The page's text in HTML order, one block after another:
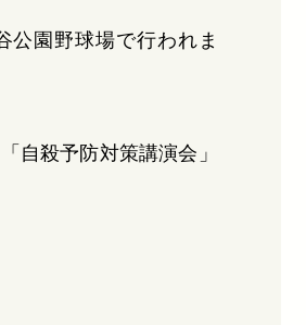
公園野球場で行われま
自殺予防対策講演会」